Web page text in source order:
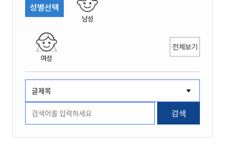
성별선택
남성
여성
전체보기
검색